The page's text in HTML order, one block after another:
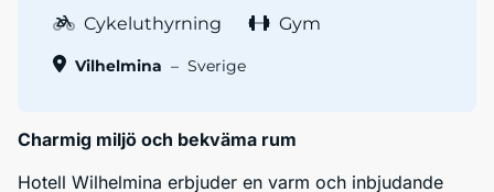
Cykeluthyrning
Gym
Vilhelmina – Sverige
Charmig miljö och bekväma rum
Hotell Wilhelmina erbjuder en varm och inbjudande